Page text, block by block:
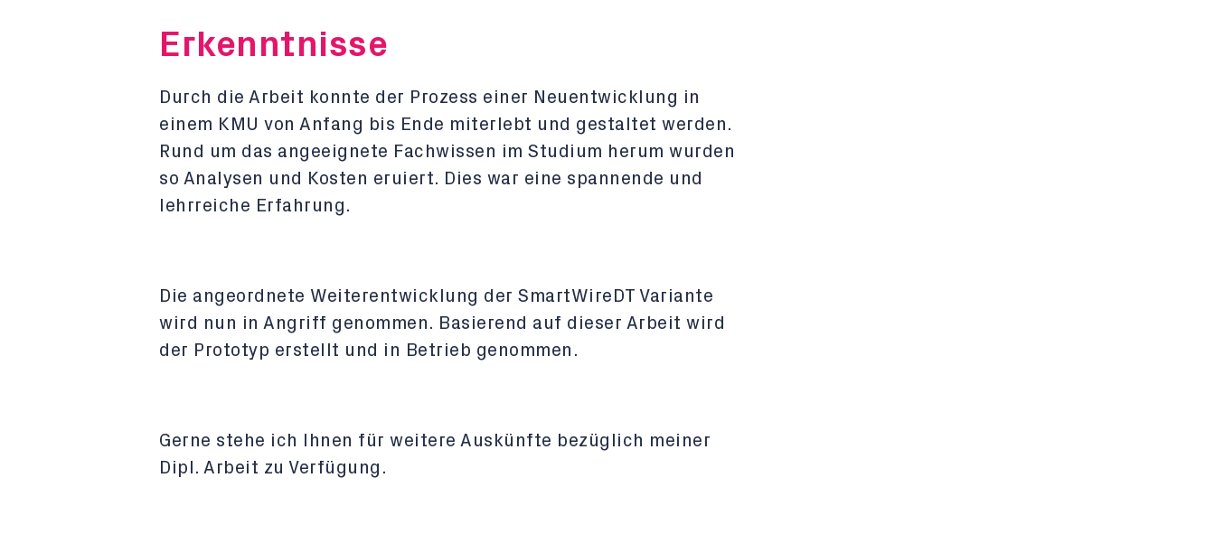
Erkenntnisse
Durch die Arbeit konnte der Prozess einer Neuentwicklung in
einem KMU von Anfang bis Ende miterlebt und gestaltet werden.
Rund um das angeeignete Fachwissen im Studium herum wurden
so Analysen und Kosten eruiert. Dies war eine spannende und
lehrreiche Erfahrung.
Die angeordnete Weiterentwicklung der SmartWireDT Variante
wird nun in Angriff genommen. Basierend auf dieser Arbeit wird
der Prototyp erstellt und in Betrieb genommen.
Gerne stehe ich Ihnen für weitere Auskünfte bezüglich meiner
Dipl. Arbeit zu Verfügung.